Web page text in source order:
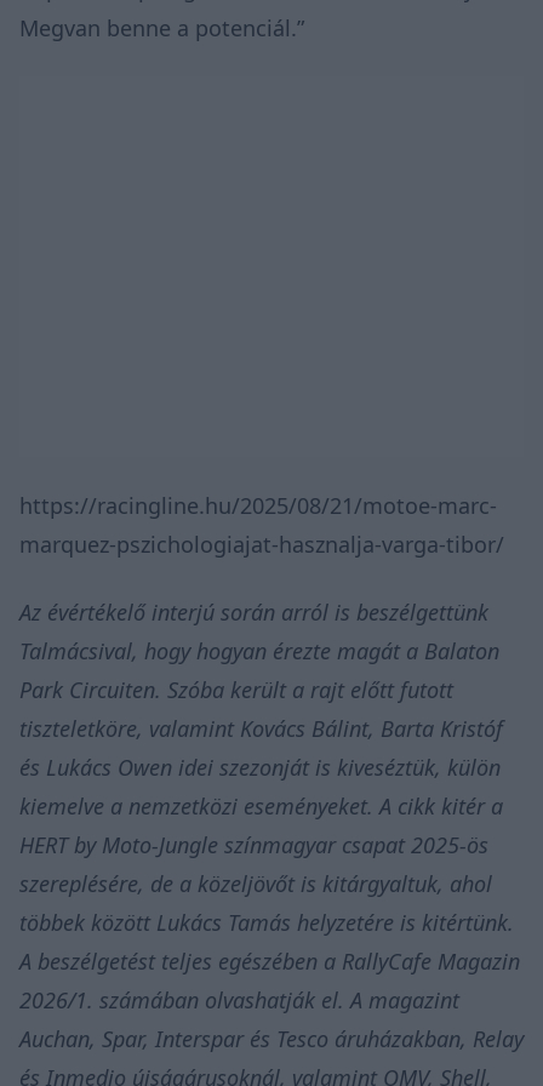
Megvan benne a potenciál.”
https://racingline.hu/2025/08/21/motoe-marc-
marquez-pszichologiajat-hasznalja-varga-tibor/
Az évértékelő interjú során arról is beszélgettünk
Talmácsival, hogy hogyan érezte magát a Balaton
Park Circuiten. Szóba került a rajt előtt futott
tiszteletköre, valamint Kovács Bálint, Barta Kristóf
és Lukács Owen idei szezonját is kiveséztük, külön
kiemelve a nemzetközi eseményeket. A cikk kitér a
HERT by Moto-Jungle színmagyar csapat 2025-ös
szereplésére, de a közeljövőt is kitárgyaltuk, ahol
többek között Lukács Tamás helyzetére is kitértünk.
A beszélgetést teljes egészében a RallyCafe Magazin
2026/1. számában olvashatják el. A magazint
Auchan, Spar, Interspar és Tesco áruházakban, Relay
és Inmedio újságárusoknál, valamint OMV, Shell,